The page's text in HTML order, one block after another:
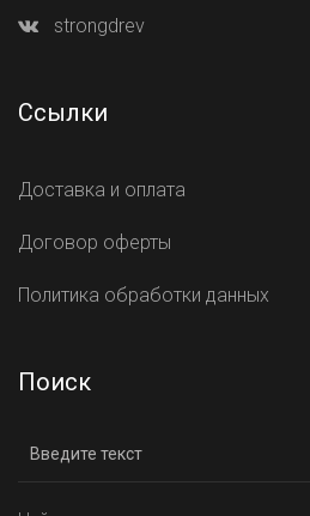
strongdrev
Ссылки
Доставка и оплата
Договор оферты
Политика обработки данных
Поиск